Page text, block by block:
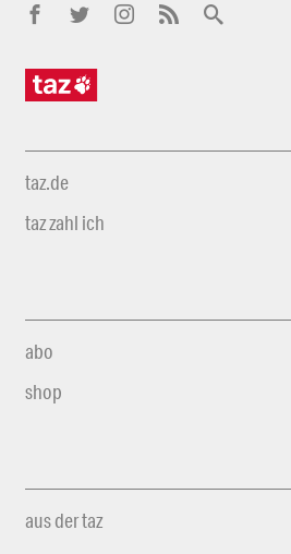
taz.de
taz zahl ich
abo
shop
aus der taz